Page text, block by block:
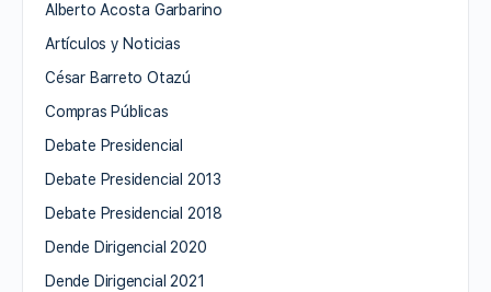
Alberto Acosta Garbarino
Artículos y Noticias
César Barreto Otazú
Compras Públicas
Debate Presidencial
Debate Presidencial 2013
Debate Presidencial 2018
Dende Dirigencial 2020
Dende Dirigencial 2021